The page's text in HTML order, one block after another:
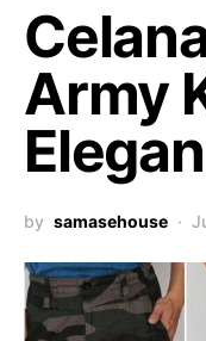
Army
Elegan
by samasehouse